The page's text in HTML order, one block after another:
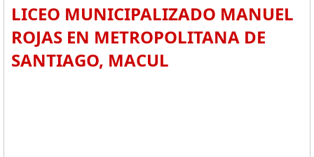
LICEO MUNICIPALIZADO MANUEL
ROJAS EN METROPOLITANA DE
SANTIAGO, MACUL